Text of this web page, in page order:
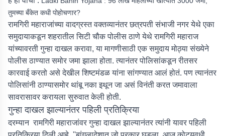
तुमच्या बँकेत कधी पोहोचणार?
रामगिरी महाराजांच्या वादग्रस्त वक्तव्यानंतर छत्रपती संभाजी नगर येथे एका
समुदायाकडून शहरातील सिटी चौक पोलीस ठाणे येथे रामगिरी महाराज
यांच्यावरती गुन्हा दाखल करावा, या मागणीसाठी एक समुदाय मोठ्या संख्येने
पोलीस ठाण्यात समोर जमा झाला होता. त्यानंतर पोलिसांकडून रीतसर
कारवाई करतो असे देखील शिष्टमंडळ यांना सांगण्यात आलं होतं. पण त्यानंतर
पोलिसांनी ठाण्यासमोर थांबू नका इथून जा असं विनंती करत जमावाला
सावरासावर करायला सुरुवात केली होती.
गुन्हा दाखल झाल्यानंतर पहिली प्रतिक्रिया
दरम्यान रामगिरी महाराजांवर गुन्हा दाखल झाल्यानंतर त्यांनी यावर पहिली